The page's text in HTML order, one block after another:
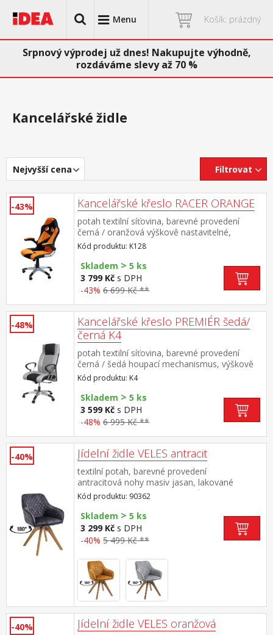
Menu Košík: prázdný
Srpnový výprodej už dnes! Nakupujte výhodně,
rozdáváme slevy až 70 %
Kancelářské židle
Nejvyšší cena Filtrovat
-43% Kancelářské křeslo RACER ORANGE
potah textilní síťovina, barevné provedení
černá / oranžová výškově nastavitelné,
nastavitelné područky, houpací mechanismus,
kříž ve stříbrné barvě výška sedu 43-53 cm,
šířka sedu 52 cm
Kód produktu: K128
Skladem > 5 ks
3 799 Kč s DPH
-43% 6 699 Kč **
-48%
Kancelářské křeslo PREMIÉR šedá/
černá K4
potah textilní síťovina, barevné provedení
černá / šedá houpací mechanismus, výškově
nastavitelné výška sedu 39-48 cm, výška
opěradla 70 cm doporučená nosnost do 120
kg
Kód produktu: K4
Skladem > 5 ks
3 599 Kč s DPH
-48% 6 995 Kč **
-40% Jídelní židle VELES antracit
textilní potah, barevné provedení
antracitová nohy masiv jasan, lakované
provedení otočná o 180 stupňů výška sedu 47
cm doporučená nosnost do 120 kg
Kód produktu: 90362
Skladem > 5 ks
3 299 Kč s DPH
-40% 5 499 Kč **
-40% Jídelní židle VELES oranžová